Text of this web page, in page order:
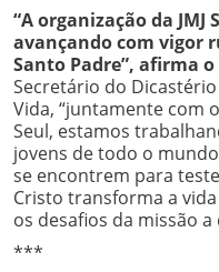
“A organização da JMJ
avançando com vigor
Santo Padre”, afirma
Secretário do
Vida, “juntamente com
Seul, estamos
jovens de todo o
se encontrem para
Cristo transforma a
os desafios da missão
***